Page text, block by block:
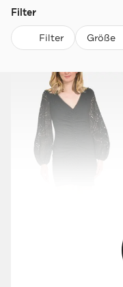
Filter
Filter Größe